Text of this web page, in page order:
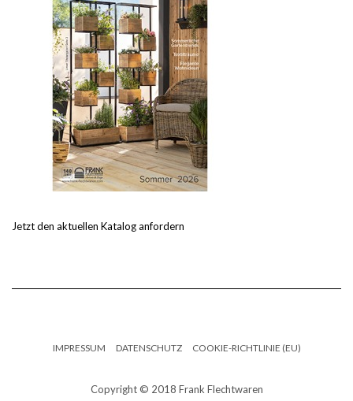
Jetzt den aktuellen Katalog anfordern
IMPRESSUM DATENSCHUTZ COOKIE-RICHTLINIE (EU)
Copyright © 2018 Frank Flechtwaren